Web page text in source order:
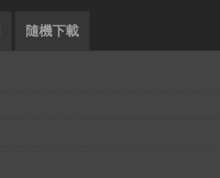
隨機下載